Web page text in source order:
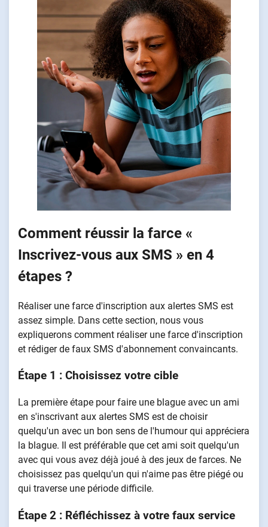
Comment réussir la farce «
Inscrivez-vous aux SMS » en 4
étapes ?
Réaliser une farce d'inscription aux alertes SMS est
assez simple. Dans cette section, nous vous
expliquerons comment réaliser une farce d'inscription
et rédiger de faux SMS d'abonnement convaincants.
Étape 1 : Choisissez votre cible
La première étape pour faire une blague avec un ami
en s'inscrivant aux alertes SMS est de choisir
quelqu'un avec un bon sens de l'humour qui appréciera
la blague. Il est préférable que cet ami soit quelqu'un
avec qui vous avez déjà joué à des jeux de farces. Ne
choisissez pas quelqu'un qui n'aime pas être piégé ou
qui traverse une période difficile.
Étape 2 : Réfléchissez à votre faux service